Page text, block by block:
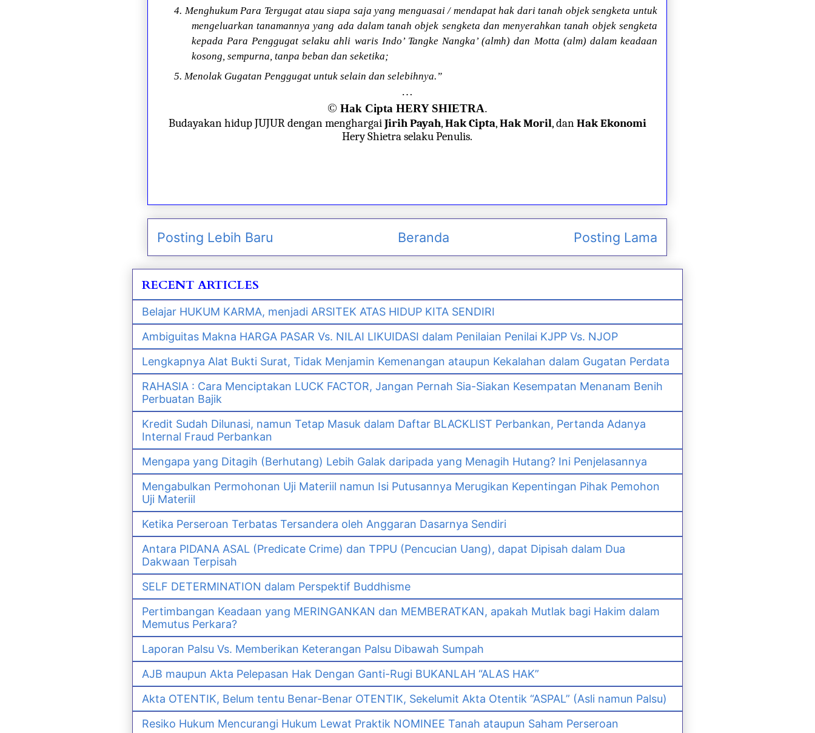
4. Menghukum Para Tergugat atau siapa saja yang menguasai / mendapat hak dari tanah objek sengketa untuk
mengeluarkan tanamannya yang ada dalam tanah objek sengketa dan menyerahkan tanah objek sengketa
kepada Para Penggugat selaku ahli waris Indo’ Tangke Nangka’ (almh) dan Motta (alm) dalam keadaan
kosong, sempurna, tanpa beban dan seketika;
5. Menolak Gugatan Penggugat untuk selain dan selebihnya.”
…
© Hak Cipta HERY SHIETRA.
Budayakan hidup JUJUR dengan menghargaiJirih Payah,Hak Cipta,Hak Moril, danHak Ekonomi
Hery Shietra selaku Penulis.
Posting Lebih Baru Posting Lama
Beranda
RECENT ARTICLES
Belajar HUKUM KARMA, menjadi ARSITEK ATAS HIDUP KITA SENDIRI
Ambiguitas Makna HARGA PASAR Vs. NILAI LIKUIDASI dalam Penilaian Penilai KJPP Vs. NJOP
Lengkapnya Alat Bukti Surat, Tidak Menjamin Kemenangan ataupun Kekalahan dalam Gugatan Perdata
RAHASIA : Cara Menciptakan LUCK FACTOR, Jangan Pernah Sia-Siakan Kesempatan Menanam Benih
Perbuatan Bajik
Kredit Sudah Dilunasi, namun Tetap Masuk dalam Daftar BLACKLIST Perbankan, Pertanda Adanya
Internal Fraud Perbankan
Mengapa yang Ditagih (Berhutang) Lebih Galak daripada yang Menagih Hutang? Ini Penjelasannya
Mengabulkan Permohonan Uji Materiil namun Isi Putusannya Merugikan Kepentingan Pihak Pemohon
Uji Materiil
Ketika Perseroan Terbatas Tersandera oleh Anggaran Dasarnya Sendiri
Antara PIDANA ASAL (Predicate Crime) dan TPPU (Pencucian Uang), dapat Dipisah dalam Dua
Dakwaan Terpisah
SELF DETERMINATION dalam Perspektif Buddhisme
Pertimbangan Keadaan yang MERINGANKAN dan MEMBERATKAN, apakah Mutlak bagi Hakim dalam
Memutus Perkara?
Laporan Palsu Vs. Memberikan Keterangan Palsu Dibawah Sumpah
AJB maupun Akta Pelepasan Hak Dengan Ganti-Rugi BUKANLAH “ALAS HAK”
Akta OTENTIK, Belum tentu Benar-Benar OTENTIK, Sekelumit Akta Otentik “ASPAL” (Asli namun Palsu)
Resiko Hukum Mencurangi Hukum Lewat Praktik NOMINEE Tanah ataupun Saham Perseroan